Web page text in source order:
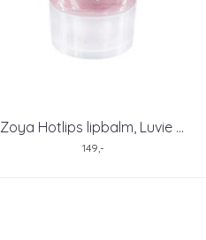
Zoya Hotlips lipbalm, Luvie ...
149,-